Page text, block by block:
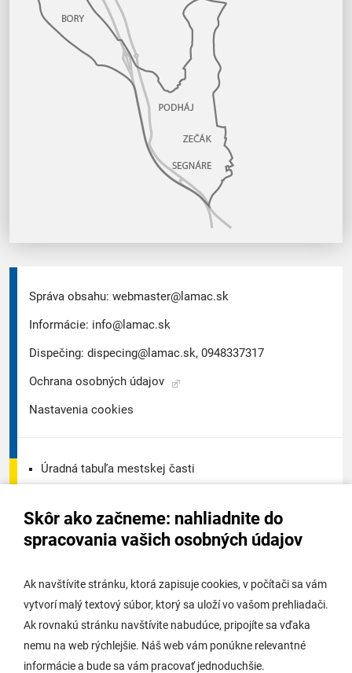
Skôr ako začneme: nahliadnite do
spracovania vašich osobných údajov
Ak navštívite stránku, ktorá zapisuje cookies, v počítači sa vám
vytvorí malý textový súbor, ktorý sa uloží vo vašom prehliadači.
Ak rovnakú stránku navštívite nabudúce, pripojíte sa vďaka
nemu na web rýchlejšie. Náš web vám ponúkne relevantné
informácie a bude sa vám pracovať jednoduchšie.
Správa obsahu: webmaster@lamac.sk
Informácie: info@lamac.sk
Dispečing: dispecing@lamac.sk, 0948337317
Ochrana osobných údajov
Nastavenia cookies
Úradná tabuľa mestskej časti
Úradná tabuľa stavebného úradu
Potrebujem vybaviť
Samospráva